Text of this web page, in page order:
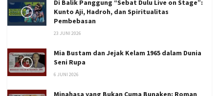
Di Balik Panggung “Sebat Dulu Live on Stage”:
Kunto Aji, Hadroh, dan Spiritualitas
Pembebasan
23 JUNI 2026
Mia Bustam dan Jejak Kelam 1965 dalam Dunia
Seni Rupa
6 JUNI 2026
Minahasa yang Bukan Cuma Bunaken: Roman